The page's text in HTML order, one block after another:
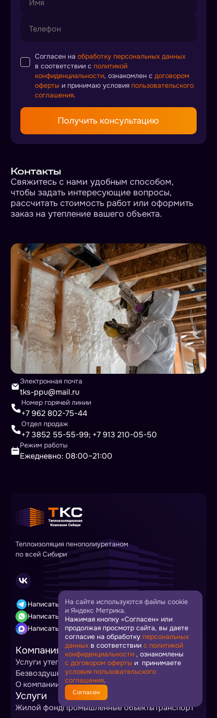
На сайте используются файлы cookie
и Яндекс Метрика.
Нажимая кнопку «Согласен» или
продолжая просмотр сайта, вы даете
согласие на обработку персональных
данных в соответствии с политикой
конфиденциальности , ознакомлены
с договором оферты и принимаете
условия пользовательского
соглашения.
Согласен
Согласен наобработку персональных данных
в соответствии с политикой
конфиденциальности, ознакомлен сдоговором
оферты и принимаю условия пользовательского
соглашения.
Получить консультацию
Контакты
Свяжитесь с нами удобным способом,
чтобы задать интересующие вопросы,
рассчитать стоимость работ или оформить
заказ на утепление вашего объекта.
Электронная почта
tks-ppu@mail.ru
Номер горячей линии
+7 962 802-75-44
Отдел продаж
+7 3852 55-55-99; +7 913 210-05-50
Режим работы
Ежедневно: 08:00–21:00
Теплоизоляция пенополиуретаном
по всей Сибири
Написать в Telegram
Написать в Whatsapp
Написать в Max
Компания
Услуги утепленияКомпоненты ППУ
Безвоздушная покраскаЦеныСтатьиФотогалерея
О компании
Контакты
Услуги
Жилой фондПромышленные объектыТранспорт